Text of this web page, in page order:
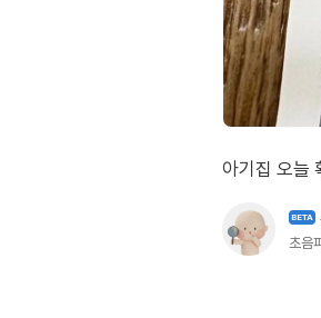
아기집 오늘
BETA
초음